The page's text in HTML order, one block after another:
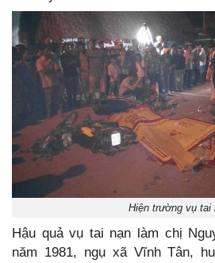
Hiện trường vụ tai
Hậu quả vụ tai nạn làm chị
năm 1981, ngụ xã Vĩnh Tân,